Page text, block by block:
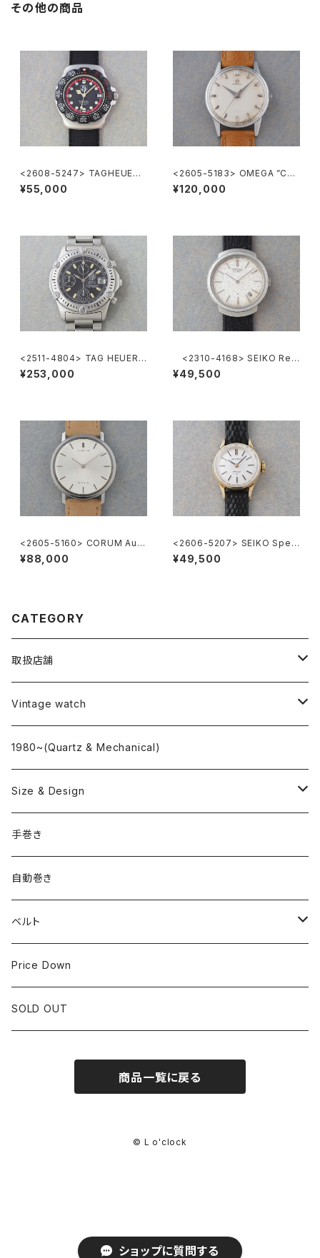
ショップに質問する
その他の商品
<2608-5247> TAGHEUER
FORMULA1
¥55,000
<2605-5183> OMEGA ”Cal.
285"
¥120,000
<2511-4804> TAG HEUER
Super 2000 Chronograph
¥253,000
<2310-4168> SEIKO Ref.
2419-0010
¥49,500
<2605-5160> CORUM Auto
matic
¥88,000
<2606-5207> SEIKO Speci
al
¥49,500
CATEGORY
取扱店舗
L o'clock
"delve"
Vintage watch
海外ブランド
OMEGA
ROLEX
国産ブランド
SEIKO
CITIZEN
1980~(Quartz & Mechanical)
Size & Design
~24.9mm
25mm~29.9mm
30mm~34.9mm
35mm~39.9mm
40mm~
手巻き
自動巻き
ベルト
HIRSCHベルト
SSブレスレット
Price Down
SOLD OUT
商品一覧に戻る
© L o'clock